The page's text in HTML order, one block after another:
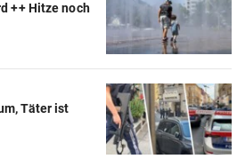
++ Hitze noch
Täter ist